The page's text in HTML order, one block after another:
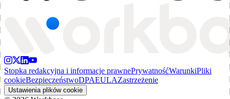
Stopka redakcyjna i informacje prawnePrywatnośćWarunkiPliki
cookieBezpieczeństwoDPAEULAZastrzeżenie
Ustawienia plików cookie